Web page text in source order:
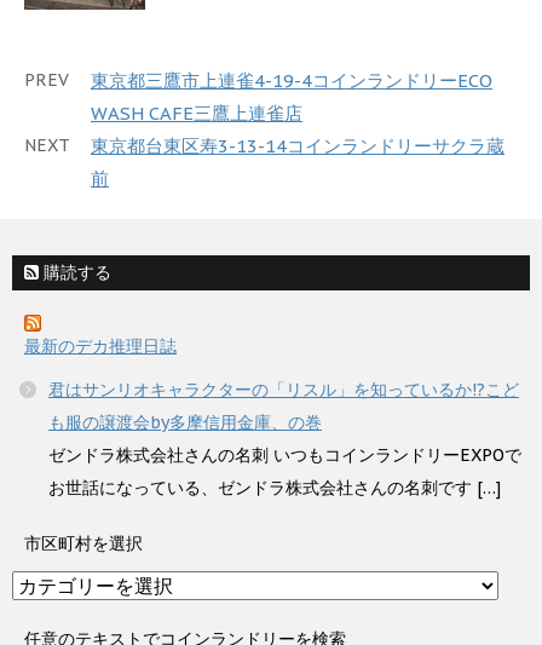
PREV
東京都三鷹市上連雀4-19-4コインランドリーECO
WASH CAFE三鷹上連雀店
NEXT
東京都台東区寿3-13-14コインランドリーサクラ蔵
前
購読する
最新のデカ推理日誌
君はサンリオキャラクターの「リスル」を知っているか!?こど
も服の譲渡会by多摩信用金庫、の巻
ゼンドラ株式会社さんの名刺 いつもコインランドリーEXPOで
お世話になっている、ゼンドラ株式会社さんの名刺です […]
市区町村を選択
市
町任意のテキストでコインランドリーを検索